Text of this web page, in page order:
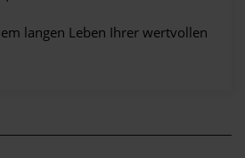
langen Leben Ihrer wertvollen